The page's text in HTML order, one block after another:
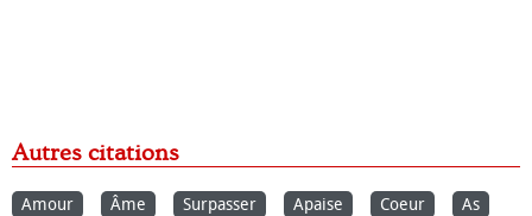
Autres citations
Amour Âme Surpasser Apaise Coeur As